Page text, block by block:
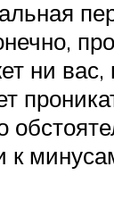
ни вас,
к